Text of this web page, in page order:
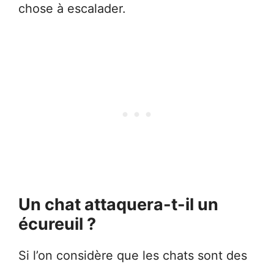
chose à escalader.
Un chat attaquera-t-il un
écureuil ?
Si l’on considère que les chats sont des